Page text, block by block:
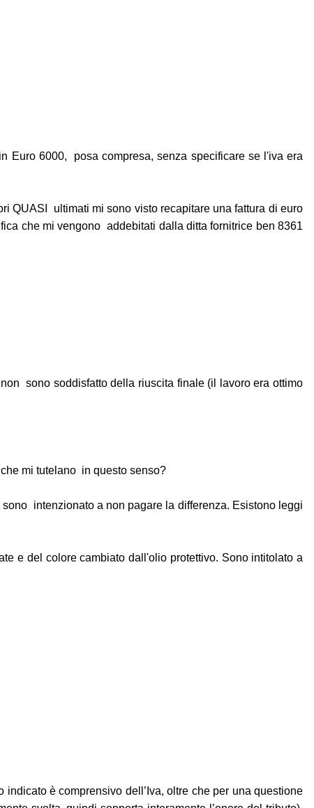
Euro 6000, posa compresa, senza specificare se l'iva era
QUASI ultimati mi sono visto recapitare una fattura di euro
che mi vengono addebitati dalla ditta fornitrice ben 8361
sono soddisfatto della riuscita finale (il lavoro era ottimo
mi tutelano in questo senso?
intenzionato a non pagare la differenza. Esistono leggi
e del colore cambiato dall'olio protettivo. Sono intitolato a
è comprensivo dell’Iva, oltre che per una questione